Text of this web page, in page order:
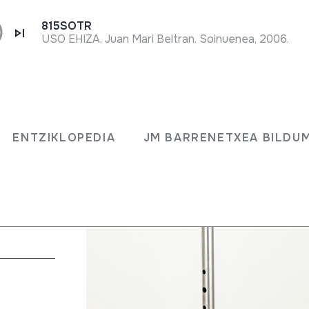
ENTZIKLOPEDIA JM BARRENETXEA
815SOTR
USO EHIZA. Juan Mari Beltran. Soinuenea, 2006.